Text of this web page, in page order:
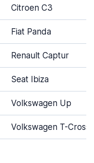
Citroen C3
Fiat Panda
Renault Captur
Seat Ibiza
Volkswagen Up
Volkswagen T-Cross